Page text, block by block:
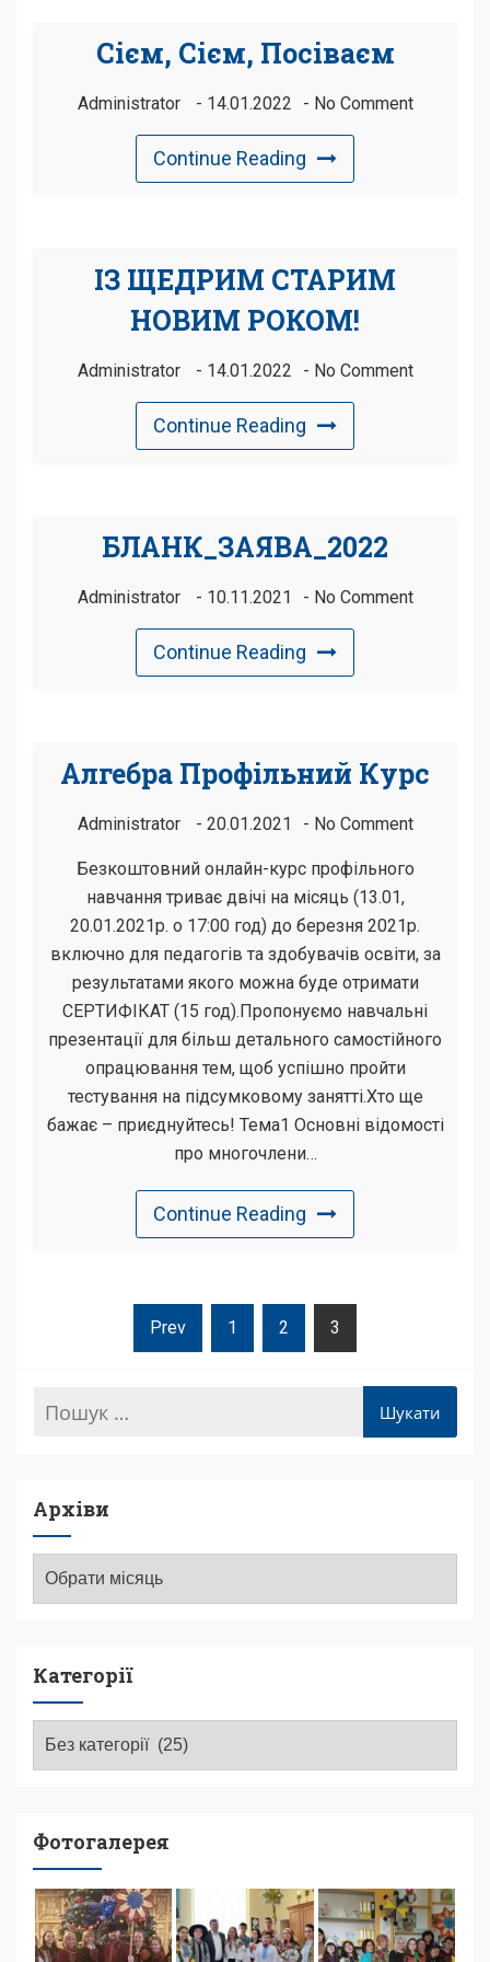
Сієм, Сієм, Посіваєм
Administrator 14.01.2022 No Comment
Continue Reading
ІЗ ЩЕДРИМ СТАРИМ
НОВИМ РОКОМ!
Administrator 14.01.2022 No Comment
Continue Reading
БЛАНК_ЗАЯВА_2022
Administrator 10.11.2021 No Comment
Continue Reading
Алгебра Профільний Курс
Administrator 20.01.2021 No Comment
Безкоштовний онлайн-курс профільного
навчання триває двічі на місяць (13.01,
20.01.2021р. о 17:00 год) до березня 2021р.
включно для педагогів та здобувачів освіти, за
результатами якого можна буде отримати
СЕРТИФІКАТ (15 год).Пропонуємо навчальні
презентації для більш детального самостійного
опрацювання тем, щоб успішно пройти
тестування на підсумковому занятті.Хто ще
бажає – приєднуйтесь! Тема1 Основні відомості
про многочлени…
Continue Reading
Пагінація
Записів
Prev 1 2 3
Архіви
Категорії
Категорії
Фотогалерея